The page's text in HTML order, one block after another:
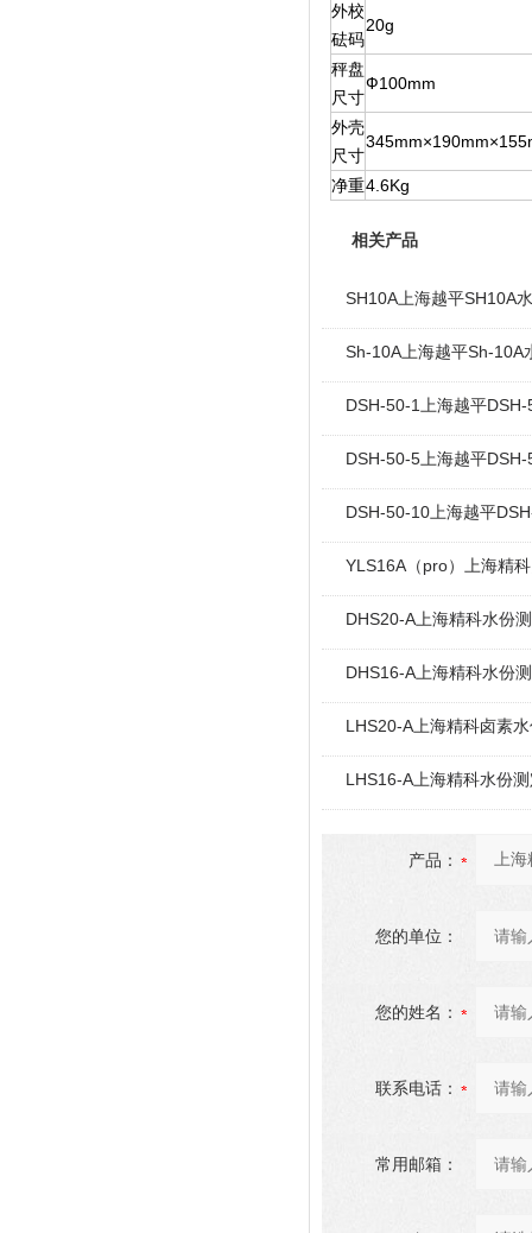
外校
砝码
20g
秤盘
尺寸
Ф100mm
外壳
尺寸
净重4.6Kg
相关产品
SH10A上海越平SH10A
Sh-10A上海越平Sh-10A
DSH-50-1上海越平
DSH-50-5上海越平
DSH-50-10上海越平
YLS16A（pro）上海精
DHS20-A上海精科水份
DHS16-A上海精科水份
LHS20-A上海精科卤素
LHS16-A上海精科水份
产品：
您的单位：
您的姓名：
联系电话：
常用邮箱：